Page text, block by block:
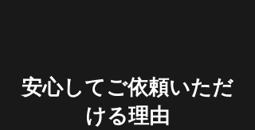
安心してご依頼いただ
ける理由